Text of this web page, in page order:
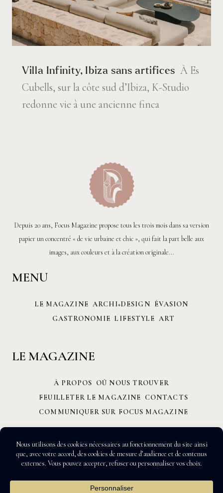
Villa Infinity, Ibiza sans artifices À Es
Cubells, sur la côte sud d’Ibiza, K-Studio
redonne vie à une ancienne finca
Depuis 20 ans, Focus Magazine propose tous les trois mois dans sa version
papier un concentré « de vie urbaine et chic », qui fait la part belle aux
images, aux couleurs et à la création originale...
MENU
LE MAGAZINE ARCHI+DESIGN ÉVASION
GASTRONOMIE LIFESTYLE ART
LE MAGAZINE
À PROPOS OÙ NOUS TROUVER
FEUILLETER LE MAGAZINE CONTACTS
COMMUNIQUER SUR FOCUS MAGAZINE
All Rights Reserved © 2026 FOCUS MAGAZINE